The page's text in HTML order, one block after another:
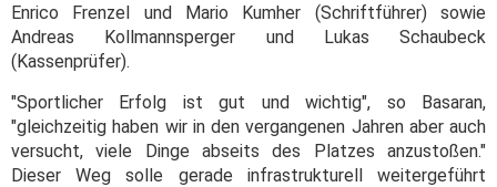
Enrico Frenzel und Mario Kumher (Schriftführer) sowie
Andreas Kollmannsperger und Lukas Schaubeck
(Kassenprüfer).
"Sportlicher Erfolg ist gut und wichtig", so Basaran,
"gleichzeitig haben wir in den vergangenen Jahren aber auch
versucht, viele Dinge abseits des Platzes anzustoßen."
Dieser Weg solle gerade infrastrukturell weitergeführt